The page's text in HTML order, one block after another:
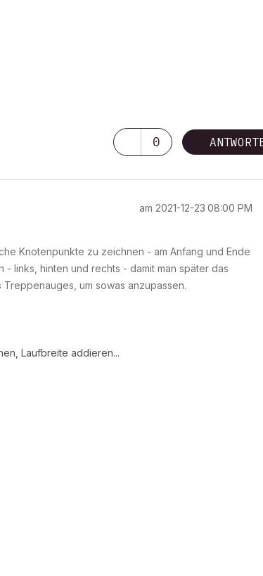
0
am ‎2021-12-23 08:00 PM
Knotenpunkte zu zeichnen - am Anfang und Ende
links, hinten und rechts - damit man später das
um sowas anzupassen.
Laufbreite addieren...